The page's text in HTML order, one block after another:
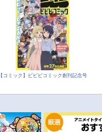
【コミック】ビビビコミック創刊記念号